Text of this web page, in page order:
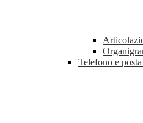
Telefono e